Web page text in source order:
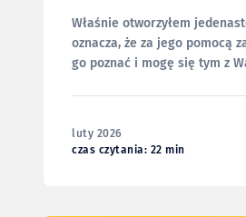
Właśnie otworzyłem
oznacza, że za jego pomocą
go poznać i mogę się tym z
luty 2026
czas czytania: 22 min